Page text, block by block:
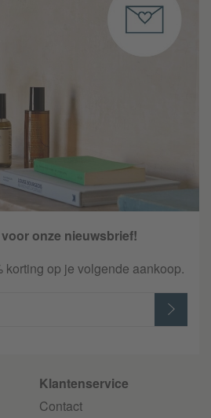
onze nieuwsbrief!
korting op je volgende aankoop.
Klantenservice
Contact